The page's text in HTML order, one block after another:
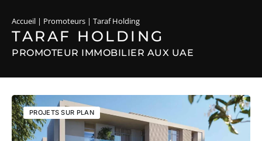
Accueil | Promoteurs | Taraf Holding
TARAF HOLDING
PROMOTEUR IMMOBILIER AUX UAE
PROJETS SUR PLAN